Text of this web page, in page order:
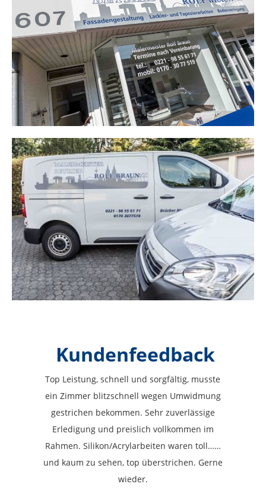
Kundenfeedback
Top Leistung, schnell und sorgfältig, musste
ein Zimmer blitzschnell wegen Umwidmung
gestrichen bekommen. Sehr zuverlässige
Erledigung und preislich vollkommen im
Rahmen. Silikon/Acrylarbeiten waren toll……
und kaum zu sehen, top überstrichen. Gerne
wieder.